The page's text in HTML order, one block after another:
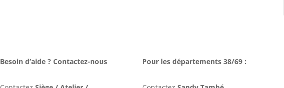
Besoin d’aide ? Contactez-nous Pour les départements 38/69 :